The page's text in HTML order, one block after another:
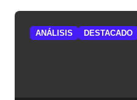
ANÁLISIS DESTACADO